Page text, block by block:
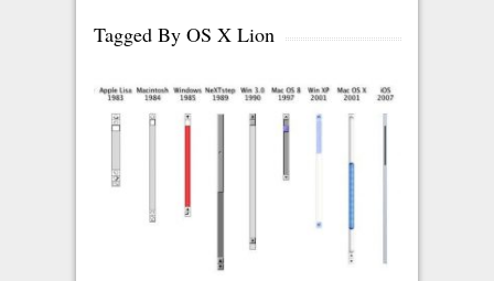
Tagged By OS X Lion